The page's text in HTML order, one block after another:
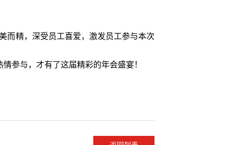
而精，深受员工喜爱，激发员工参与本次
参与，才有了这届精彩的年会盛宴！